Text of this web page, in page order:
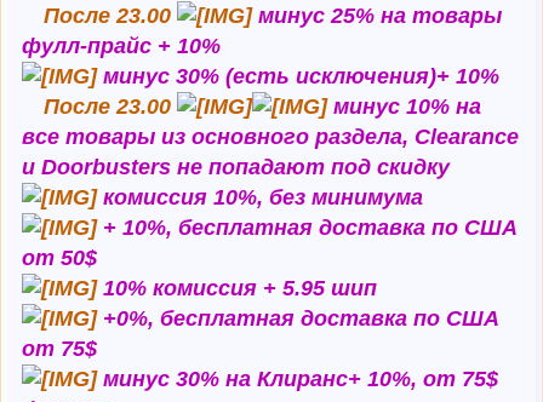
После 23.00
минус 25% на товары
фулл-прайс + 10%
минус 30% (есть исключения)+ 10%
После 23.00
минус 10% на
все товары из основного раздела, Clearance
и Doorbusters не попадают под скидку
комиссия 10%, без минимума
+ 10%, бесплатная доставка по США
от 50$
10% комиссия + 5.95 шип
+0%, бесплатная доставка по США
от 75$
минус 30% на Клиранс+ 10%, от 75$